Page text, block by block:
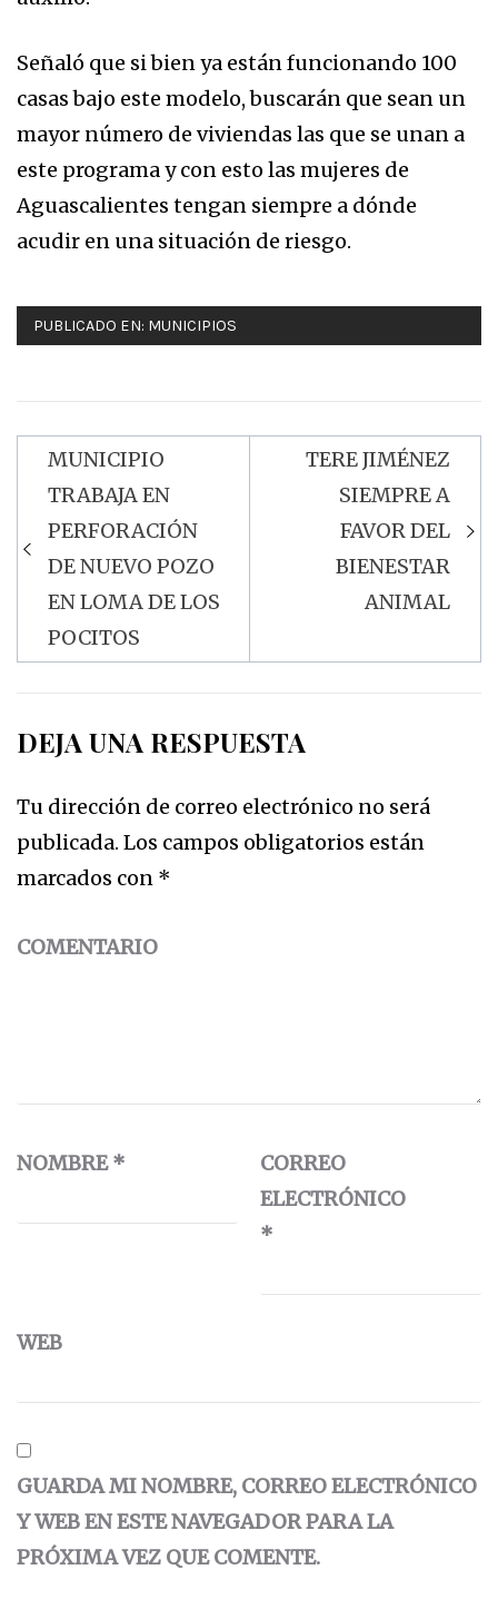
Señaló que si bien ya están funcionando 100
casas bajo este modelo, buscarán que sean un
mayor número de viviendas las que se unan a
este programa y con esto las mujeres de
Aguascalientes tengan siempre a dónde
acudir en una situación de riesgo.
PUBLICADO EN: MUNICIPIOS
Navegación
de
entradas
MUNICIPIO
TRABAJA EN
PERFORACIÓN
DE NUEVO POZO
EN LOMA DE LOS
POCITOS
TERE JIMÉNEZ
SIEMPRE A
FAVOR DEL
BIENESTAR
ANIMAL
DEJA UNA RESPUESTA
Tu dirección de correo electrónico no será
publicada. Los campos obligatorios están
marcados con *
COMENTARIO
NOMBRE*
CORREO
ELECTRÓNICO
*
WEB
GUARDA MI NOMBRE, CORREO ELECTRÓNICO
Y WEB EN ESTE NAVEGADOR PARA LA
PRÓXIMA VEZ QUE COMENTE.